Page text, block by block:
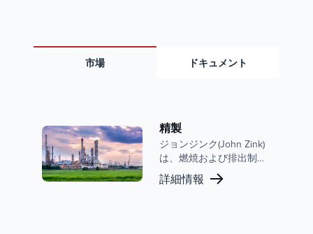
市場 ドキュメント
精製
ジョンジンク(John Zink)
は、燃焼および排出制御
の世界的リーダーであ
り、精製市場で強い存在
詳細情報